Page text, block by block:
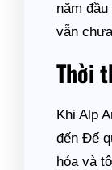
năm
vẫn
Thời
Khi Alp
đến Đế
hóa và